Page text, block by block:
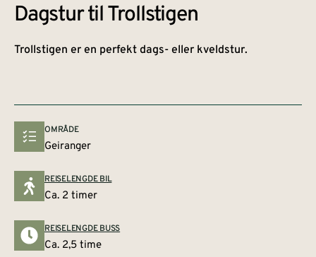
Dagstur til Trollstigen
Trollstigen er en perfekt dags- eller kveldstur.
OMRÅDE
Geiranger
REISELENGDE BIL
Ca. 2 timer
REISELENGDE BUSS
Ca. 2,5 time